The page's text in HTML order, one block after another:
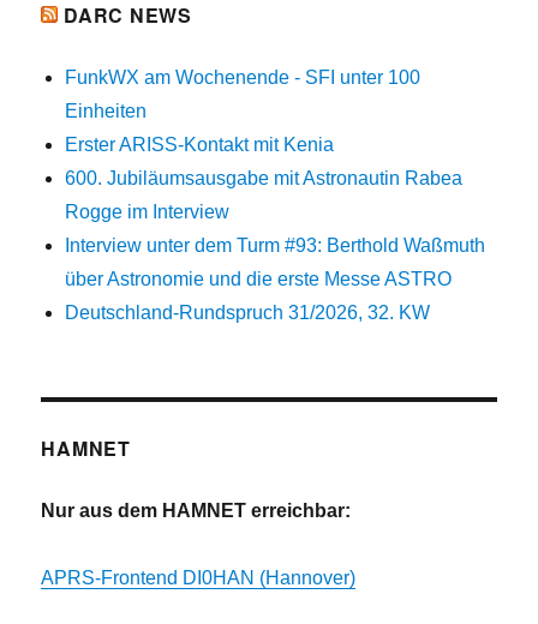
DARC NEWS
FunkWX am Wochenende - SFI unter 100
Einheiten
Erster ARISS-Kontakt mit Kenia
600. Jubiläumsausgabe mit Astronautin Rabea
Rogge im Interview
Interview unter dem Turm #93: Berthold Waßmuth
über Astronomie und die erste Messe ASTRO
Deutschland-Rundspruch 31/2026, 32. KW
HAMNET
Nur aus dem HAMNET erreichbar:
APRS-Frontend DI0HAN (Hannover)